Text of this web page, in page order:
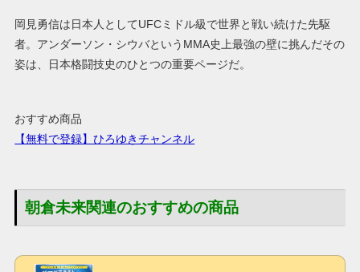
岡見勇信は日本人としてUFCミドル級で世界と戦い続けた先駆
者。アンダーソン・シウバというMMA史上最強の壁に挑んだその
姿は、日本格闘技史のひとつの重要ページだ。
おすすめ商品
【無料で登録】ひろゆきチャンネル
朝倉未来関連のおすすめの商品